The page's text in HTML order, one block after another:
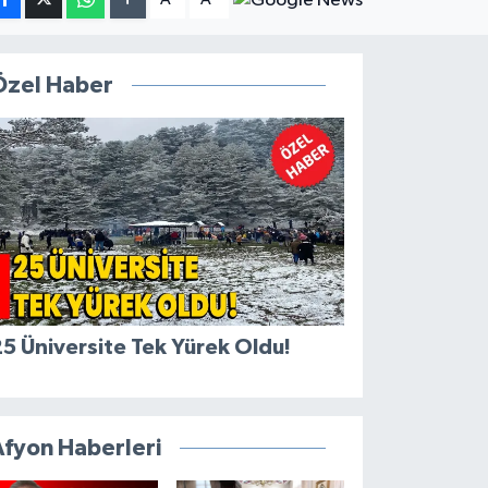
Haber
Üniversite Tek Yürek Oldu!
Haberleri